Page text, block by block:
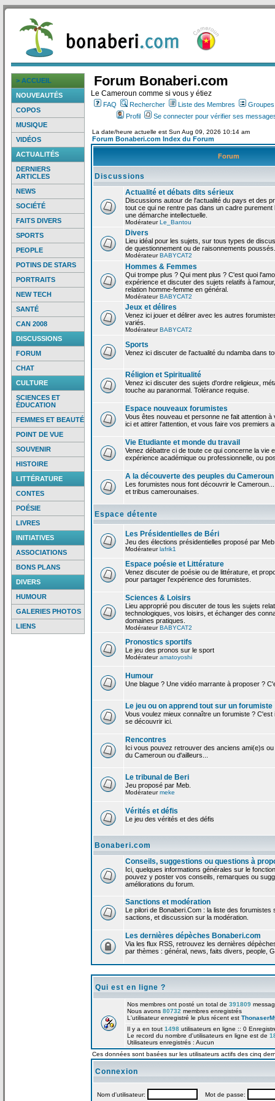
> ACCUEIL
NOUVEAUTÉS
COPOS
MUSIQUE
VIDÉOS
ACTUALITÉS
DERNIERS
ARTICLES
NEWS
SOCIÉTÉ
FAITS DIVERS
SPORTS
PEOPLE
POTINS DE STARS
PORTRAITS
NEW TECH
SANTÉ
CAN 2008
DISCUSSIONS
FORUM
CHAT
CULTURE
SCIENCES ET
ÉDUCATION
FEMMES ET BEAUTÉ
POINT DE VUE
SOUVENIR
HISTOIRE
LITTÉRATURE
CONTES
POÉSIE
LIVRES
INITIATIVES
ASSOCIATIONS
BONS PLANS
DIVERS
HUMOUR
GALERIES PHOTOS
LIENS
Forum Bonaberi.com
Le Cameroun comme si vous y étiez
FAQ Rechercher Liste des Membres
Profil
Se connecter pour vérifier ses
La date/heure actuelle est Sun Aug 09, 2026 10:14 am
Forum Bonaberi.com Index du Forum
Forum
Discussions
Actualité et débats dits sérieux
Discussions autour de l'actualité du pays et des
tout ce qui ne rentre pas dans un cadre
une démarche intellectuelle.
ModérateurLe_Bantou
Divers
Lieu idéal pour les sujets, sur tous types de
de questionnement ou de raisonnements
ModérateurBABYCAT2
Hommes & Femmes
Qui trompe plus ? Qui ment plus ? C'est quoi
expérience et discuter des sujets relatifs à
relation homme-femme en général.
ModérateurBABYCAT2
Jeux et délires
Venez ici jouer et délirer avec les autres
variés.
ModérateurBABYCAT2
Sports
Venez ici discuter de l'actualité du ndamba dans
Réligion et Spiritualité
Venez ici discuter des sujets d'ordre religieux,
touche au paranormal. Tolérance requise.
Espace nouveaux forumistes
Vous êtes nouveau et personne ne fait attention
ici et attirer l'attention, et vous faire vos premiers
Vie Etudiante et monde du travail
Venez débattre ci de toute ce qui concerne la vie
expérience académique ou professionnelle, ou
A la découverte des peuples du Cameroun
Les forumistes nous font découvrir le
et tribus camerounaises.
Espace détente
Les Présidentielles de Béri
Jeu des élections présidentielles proposé par Meb
Modérateurlafrik1
Espace poésie et Littérature
Venez discuter de poésie ou de littérature, et
pour partager l'expérience des forumistes.
Sciences & Loisirs
Lieu approprié pou discuter de tous les sujets
technologiques, vos loisirs, et échanger des
domaines pratiques.
ModérateurBABYCAT2
Pronostics sportifs
Le jeu des pronos sur le sport
Modérateuramatoyoshi
Humour
Une blague ? Une vidéo marrante à proposer ?
Le jeu ou on apprend tout sur un forumiste
Vous voulez mieux connaître un forumiste ? C'est
se découvrir ici.
Rencontres
Ici vous pouvez retrouver des anciens ami(e)s
du Cameroun ou d'ailleurs...
Le tribunal de Beri
Jeu proposé par Meb.
Modérateurmeke
Vérités et défis
Le jeu des vérités et des défis
Bonaberi.com
Conseils, suggestions ou questions à
Ici, quelques informations générales sur le
pouvez y poster vos conseils, remarques ou
améliorations du forum.
Sanctions et modération
Le pilori de Bonaberi.Com : la liste des
sactions, et discussion sur la modération.
Les dernières dépèches Bonaberi.com
Via les flux RSS, retrouvez les dernières
par thèmes : général, news, faits divers, people,
Qui est en ligne ?
Nos membres ont posté un total de 391809
Nous avons 80732 membres enregistrés
L'utilisateur enregistré le plus récent est
Il y a en tout 1498 utilisateurs en ligne :: 0
Le record du nombre d'utilisateurs en ligne est de
Utilisateurs enregistrés : Aucun
Ces données sont basées sur les utilisateurs actifs des cinq
Connexion
Nom d'utilisateur: Mot de passe: